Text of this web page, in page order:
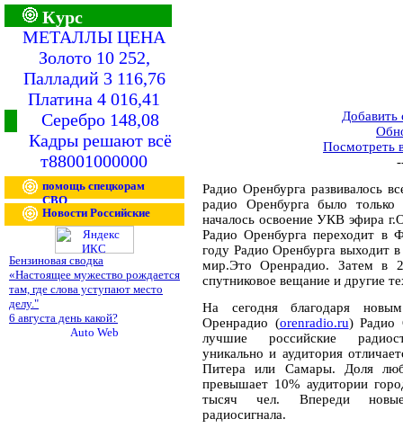
Курс
МЕТАЛЛЫ ЦЕНА
Золото 10 252,
Палладий 3 116,76
Платина 4 016,41
Серебро 148,08
Кадры решают всё
т88001000000
помощь спецкорам
СВО
Новости Российские
Бензиновая сводка
«Настоящее мужество рождается
там, где слова уступают место
делу."
6 августа день какой?
Посмотреть
Радио Оренбурга развивалось
радио Оренбурга было
началось освоение УКВ эфира
Радио Оренбурга переходит
году Радио Оренбурга выходит в
мир.Это Оренрадио. Затем в
спутниковое вещание и другие
На сегодня благодаря
Оренрадио (orenradio.ru) Радио
лучшие российские
уникально и аудитория
Питера или Самары. Доля
превышает 10% аудитории
тысяч чел. Впереди новые
радиосигнала.